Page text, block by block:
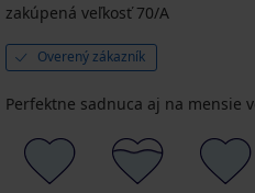
€
zakúpená veľkosť 70/A
Overený zákazník
Perfektne sadnuca aj na mensie